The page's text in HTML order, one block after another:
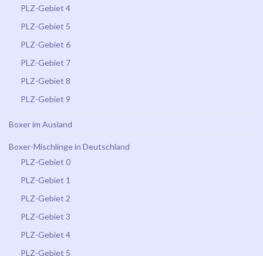
PLZ-Gebiet 4
PLZ-Gebiet 5
PLZ-Gebiet 6
PLZ-Gebiet 7
PLZ-Gebiet 8
PLZ-Gebiet 9
Boxer im Ausland
Boxer-Mischlinge in Deutschland
PLZ-Gebiet 0
PLZ-Gebiet 1
PLZ-Gebiet 2
PLZ-Gebiet 3
PLZ-Gebiet 4
PLZ-Gebiet 5